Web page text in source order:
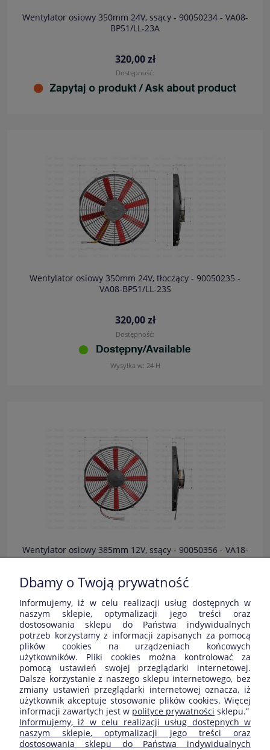
Wentylator osiowy 350mm 24V, ssący - 90050234 - VA08-
BP51/LL-23A
320,00 zł
Dostępność:
Wentylator osiowy 350mm 24V, tłoczący - 90050235 -
VA08-BP51/LL-23S
320,00 zł
Dostępność:
Wysyłka w: 24 H
Wentylator osiowy 385mm 12V, ssący - 90050356 - VA18-
AP70/LL-41A
355,00 zł
Dostępność:
Wysyłka w: 24 H
« 1 2 3 »
ZAKUPY
Dbamy o Twoją prywatność
Informujemy, iż w celu realizacji usług dostępnych w
naszym sklepie, optymalizacji jego treści oraz
dostosowania sklepu do Państwa indywidualnych
potrzeb korzystamy z informacji zapisanych za pomocą
plików cookies na urządzeniach końcowych
użytkowników. Pliki cookies można kontrolować za
pomocą ustawień swojej przeglądarki internetowej.
Dalsze korzystanie z naszego sklepu internetowego, bez
zmiany ustawień przeglądarki internetowej oznacza, iż
użytkownik akceptuje stosowanie plików cookies. Więcej
informacji zawartych jest w polityce prywatności sklepu.”
Informujemy, iż w celu realizacji usług dostępnych w
naszym sklepie, optymalizacji jego treści oraz
dostosowania sklepu do Państwa indywidualnych